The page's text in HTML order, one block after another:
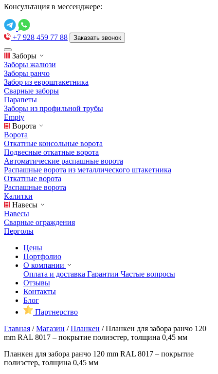
Консультация в мессенджере:
+7 928 459 77 88 Заказать звонок
Заборы
Заборы жалюзи
Заборы ранчо
Забор из евроштакетника
Сварные заборы
Парапеты
Заборы из профильной трубы
Empty
Ворота
Ворота
Откатные консольные ворота
Подвесные откатные ворота
Автоматические распашные ворота
Распашные ворота из металлического штакетника
Откатные ворота
Распашные ворота
Калитки
Навесы
Навесы
Сварные ограждения
Перголы
Цены
Портфолио
О компании
Оплата и доставка Гарантии Частые вопросы
Отзывы
Контакты
Блог
Партнерство
Главная /Магазин /Планкен /Планкен для забора ранчо 120
mm RAL 8017 – покрытие полиэстер, толщина 0,45 мм
Планкен для забора ранчо 120 mm RAL 8017 – покрытие
полиэстер, толщина 0,45 мм